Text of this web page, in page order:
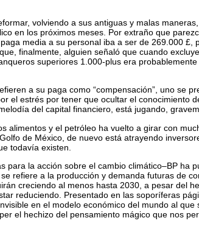
volviendo a sus antiguas y malas
en los próximos meses. Por extraño que
media a su personal iba a ser de 269.000 £,
finalmente, alguien señaló que cuando
superiores 1.000-plus era
a su paga como “compensación”, uno se
el estrés por tener que ocultar el conocimiento
del capital financiero, está jugando,
alimentos y el petróleo ha vuelto a girar con
de México, de nuevo está atrayendo
todavía existen.
para la acción sobre el cambio climático–BP ha
refiere a la producción y demanda futuras de
creciendo al menos hasta 2030, a pesar del
reduciendo. Presentado en las soporíferas
en el modelo económico del mundo al
el hechizo del pensamiento mágico que nos